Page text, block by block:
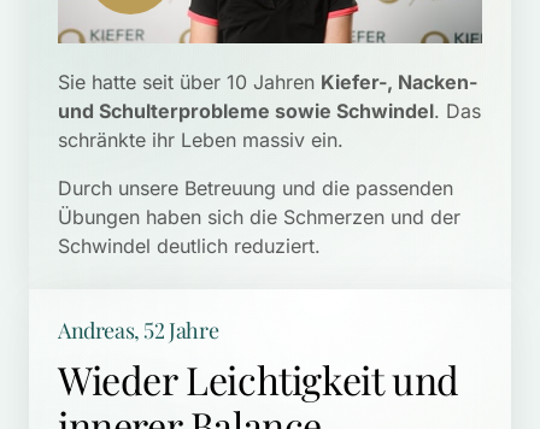
Sie hatte seit über 10 Jahren Kiefer-, Nacken-
und Schulterprobleme sowie Schwindel. Das
schränkte ihr Leben massiv ein.
Durch unsere Betreuung und die passenden
Übungen haben sich die Schmerzen und der
Schwindel deutlich reduziert.
Andreas, 52 Jahre
Wieder Leichtigkeit und